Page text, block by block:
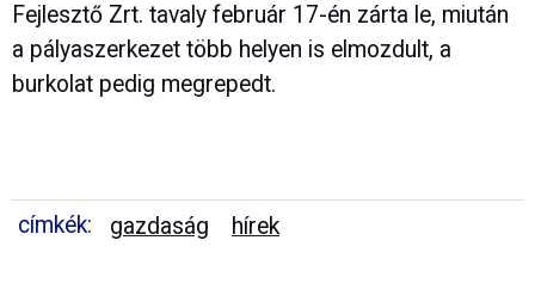
Fejlesztő Zrt. tavaly február 17-én zárta le, miután
a pályaszerkezet több helyen is elmozdult, a
burkolat pedig megrepedt.
címkék: gazdaság hírek